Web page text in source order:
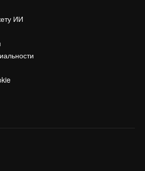
ИИ